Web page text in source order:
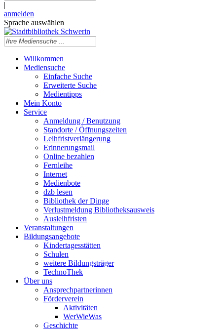
|
anmelden
Sprache auswählen
Willkommen
Mediensuche
Einfache Suche
Erweiterte Suche
Medientipps
Mein Konto
Service
Anmeldung / Benutzung
Standorte / Öffnungszeiten
Leihfristverlängerung
Erinnerungsmail
Online bezahlen
Fernleihe
Internet
Medienbote
dzb lesen
Bibliothek der Dinge
Verlustmeldung Bibliotheksausweis
Ausleihfristen
Veranstaltungen
Bildungsangebote
Kindertagesstätten
Schulen
weitere Bildungsträger
TechnoThek
Über uns
Ansprechpartnerinnen
Förderverein
Aktivitäten
WerWieWas
Geschichte